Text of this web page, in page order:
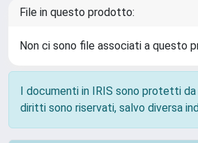
File in questo prodotto:
Non ci sono file associati a questo
I documenti in IRIS sono protetti
diritti sono riservati, salvo diversa